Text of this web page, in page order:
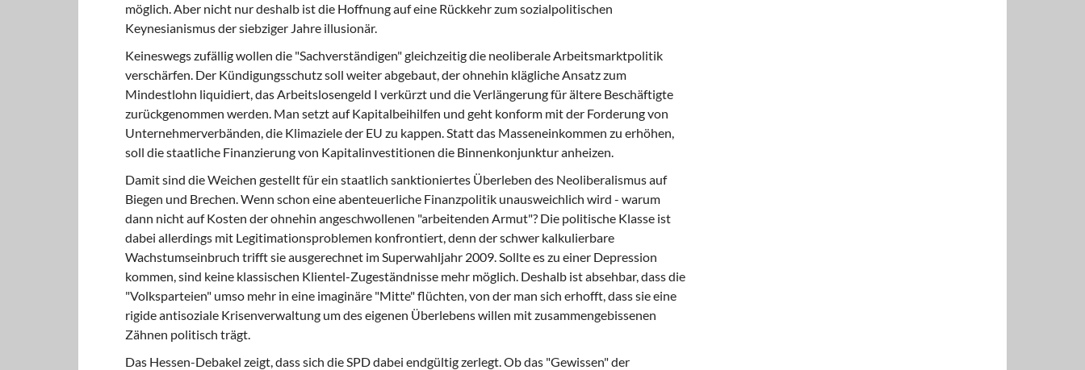
möglich. Aber nicht nur deshalb ist die Hoffnung auf eine Rückkehr zum sozialpolitischen
Keynesianismus der siebziger Jahre illusionär.
Keineswegs zufällig wollen die "Sachverständigen" gleichzeitig die neoliberale Arbeitsmarktpolitik
verschärfen. Der Kündigungsschutz soll weiter abgebaut, der ohnehin klägliche Ansatz zum
Mindestlohn liquidiert, das Arbeitslosengeld I verkürzt und die Verlängerung für ältere Beschäftigte
zurückgenommen werden. Man setzt auf Kapitalbeihilfen und geht konform mit der Forderung von
Unternehmerverbänden, die Klimaziele der EU zu kappen. Statt das Masseneinkommen zu erhöhen,
soll die staatliche Finanzierung von Kapitalinvestitionen die Binnenkonjunktur anheizen.
Damit sind die Weichen gestellt für ein staatlich sanktioniertes Überleben des Neoliberalismus auf
Biegen und Brechen. Wenn schon eine abenteuerliche Finanzpolitik unausweichlich wird - warum
dann nicht auf Kosten der ohnehin angeschwollenen "arbeitenden Armut"? Die politische Klasse ist
dabei allerdings mit Legitimationsproblemen konfrontiert, denn der schwer kalkulierbare
Wachstumseinbruch trifft sie ausgerechnet im Superwahljahr 2009. Sollte es zu einer Depression
kommen, sind keine klassischen Klientel-Zugeständnisse mehr möglich. Deshalb ist absehbar, dass die
"Volksparteien" umso mehr in eine imaginäre "Mitte" flüchten, von der man sich erhofft, dass sie eine
rigide antisoziale Krisenverwaltung um des eigenen Überlebens willen mit zusammengebissenen
Zähnen politisch trägt.
Das Hessen-Debakel zeigt, dass sich die SPD dabei endgültig zerlegt. Ob das "Gewissen" der